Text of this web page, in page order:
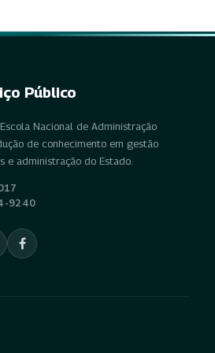
Público
Nacional de Administração
de conhecimento em gestão
e administração do Estado.
9240